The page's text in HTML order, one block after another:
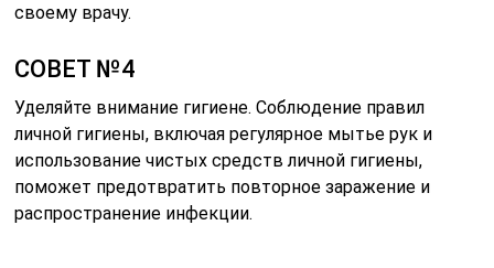
своему врачу.
СОВЕТ №4
Уделяйте внимание гигиене. Соблюдение правил
личной гигиены, включая регулярное мытье рук и
использование чистых средств личной гигиены,
поможет предотвратить повторное заражение и
распространение инфекции.